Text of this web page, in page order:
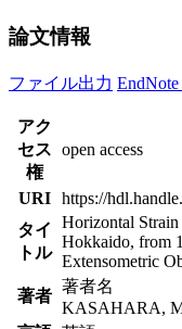
論文情報
ファイル出力
アク
セス
権
open access
URI https://
タイ
トル
Horizontal
Hokkaido, from
Extensometric
著者
著者名
KASAHARA,